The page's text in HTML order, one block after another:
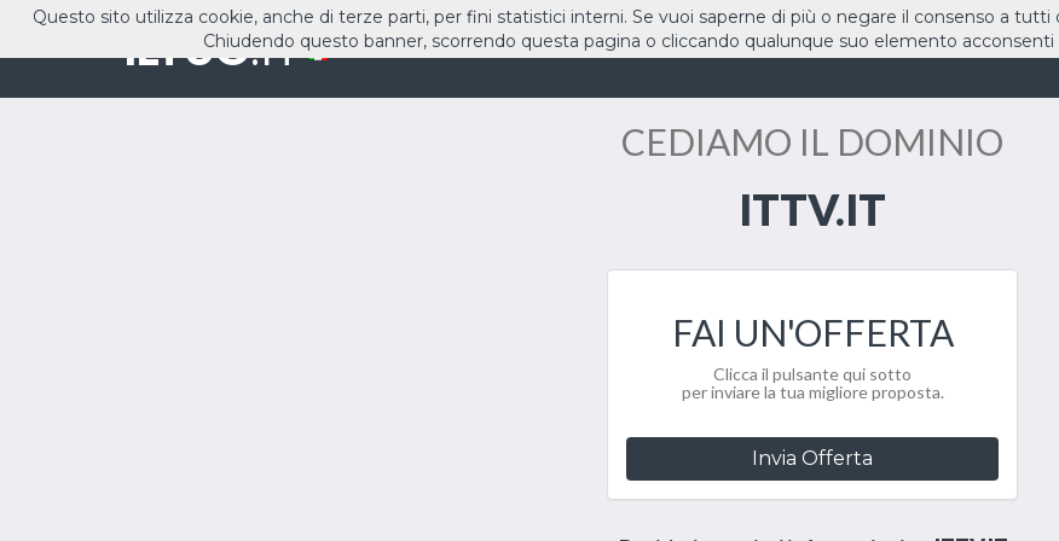
ILTUO.IT HOME DOMINI
CEDIAMO IL DOMINIO
ITTV.IT
FAI UN'OFFERTA
Clicca il pulsante qui sotto
per inviare la tua migliore proposta.
Invia Offerta
Questo sito utilizza cookie, anche di terze parti, per fini statistici interni. Se vuoi saperne di più o negare il consenso a
Chiudendo questo banner, scorrendo questa pagina o cliccando qualunque suo elemento acconsenti